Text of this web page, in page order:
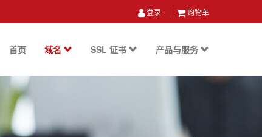
登录 购物车
首页 域名 SSL 证书 产品与服务